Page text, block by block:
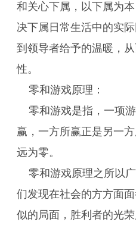
和关心下属，以下属为
决下属日常生活中的实
到领导者给予的温暖，
性。
零和游戏原理：
零和游戏是指，一项
赢，一方所赢正是另一
远为零。
零和游戏原理之所以
们发现在社会的方方面
似的局面，胜利者的光